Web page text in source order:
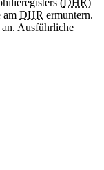
(DHR)
am DHR ermuntern.
an. Ausführliche